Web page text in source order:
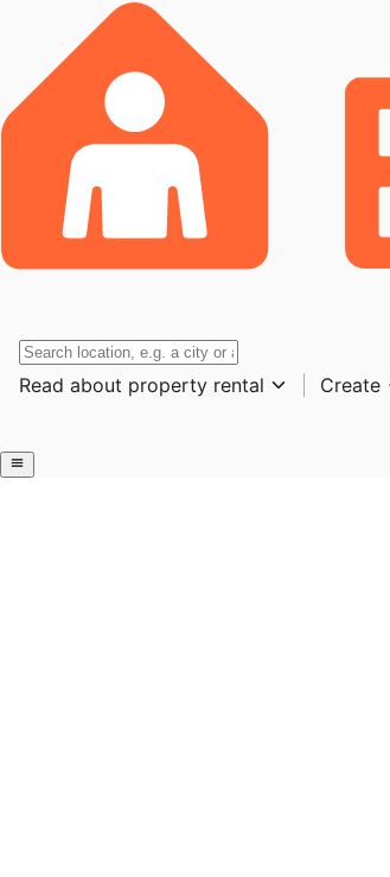
Read about property rental Create